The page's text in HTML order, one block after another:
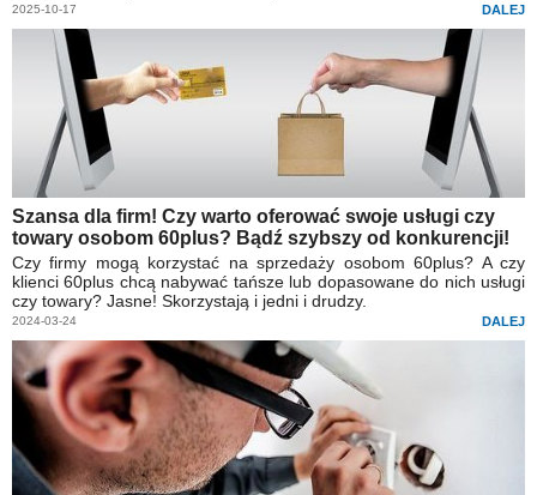
2025-10-17 DALEJ
Szansa dla firm! Czy warto oferować swoje usługi czy
towary osobom 60plus? Bądź szybszy od konkurencji!
Czy firmy mogą korzystać na sprzedaży osobom 60plus? A czy
klienci 60plus chcą nabywać tańsze lub dopasowane do nich usługi
czy towary? Jasne! Skorzystają i jedni i drudzy.
2024-03-24 DALEJ